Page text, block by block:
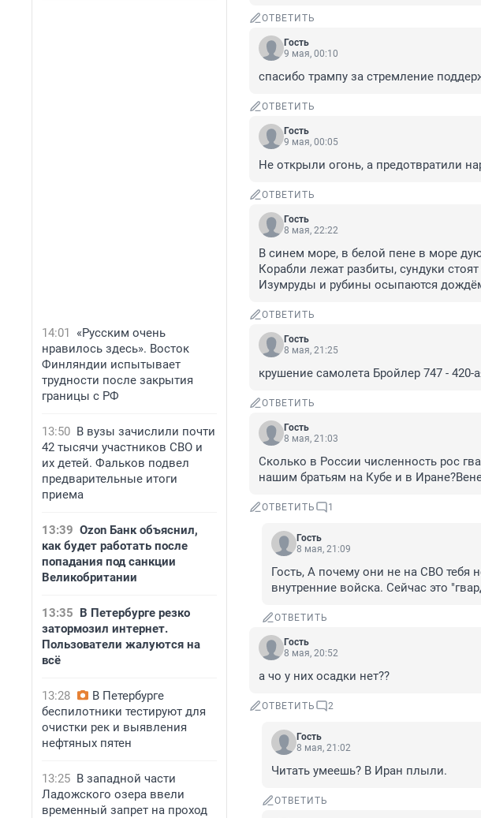
14:01
«Русским очень
нравилось здесь». Восток
Финляндии испытывает
трудности после закрытия
границы с РФ
13:50 В вузы зачислили почти
42 тысячи участников СВО и
их детей. Фальков подвел
предварительные итоги
приема
13:39 Ozon Банк объяснил,
как будет работать после
попадания под санкции
Великобритании
13:35 В Петербурге резко
затормозил интернет.
Пользователи жалуются на
всё
13:28
В Петербурге
беспилотники тестируют для
очистки рек и выявления
нефтяных пятен
13:25 В западной части
Ладожского озера ввели
временный запрет на проход
ОТВЕТИТЬ
Гость
9 мая, 00:10
спасибо трампу за стремление
ОТВЕТИТЬ
Гость
9 мая, 00:05
Не открыли огонь, а предотвратили
ОТВЕТИТЬ
Гость
8 мая, 22:22
В синем море, в белой пене в море
Корабли лежат разбиты, сундуки
Изумруды и рубины осыпаются
ОТВЕТИТЬ
Гость
8 мая, 21:25
крушение самолета Бройлер 747 - 420-
ОТВЕТИТЬ
Гость
8 мая, 21:03
Сколько в России численность рос
нашим братьям на Кубе и в
ОТВЕТИТЬ 1
Гость
8 мая, 21:09
Гость, А почему они не на СВО тебя
внутренние войска. Сейчас это
ОТВЕТИТЬ
Гость
8 мая, 20:52
а чо у них осадки нет??
ОТВЕТИТЬ 2
Гость
8 мая, 21:02
Читать умеешь? В Иран плыли.
ОТВЕТИТЬ